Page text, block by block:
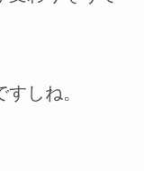
しね。